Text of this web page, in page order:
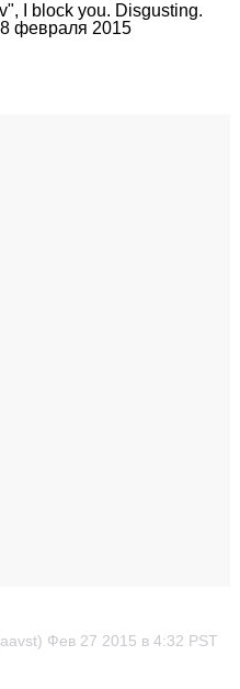
I block you. Disgusting.
февраля 2015
Фев 27 2015 в 4:32 PST